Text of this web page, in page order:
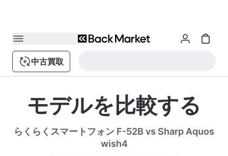
中古買取
モデルを比較する
らくらくスマートフォン F-52B vs Sharp Aquos
wish4